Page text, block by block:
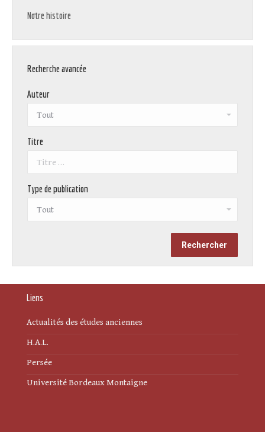
Notre histoire
Recherche avancée
Auteur
Titre
Type de publication
Liens
Actualités des études anciennes
H.A.L.
Persée
Université Bordeaux Montaigne